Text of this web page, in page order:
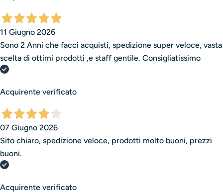
11 Giugno 2026
Sono 2 Anni che facci acquisti, spedizione super veloce, vasta
scelta di ottimi prodotti ,e staff gentile. Consigliatissimo
Acquirente verificato
07 Giugno 2026
Sito chiaro, spedizione veloce, prodotti molto buoni, prezzi
buoni.
Acquirente verificato